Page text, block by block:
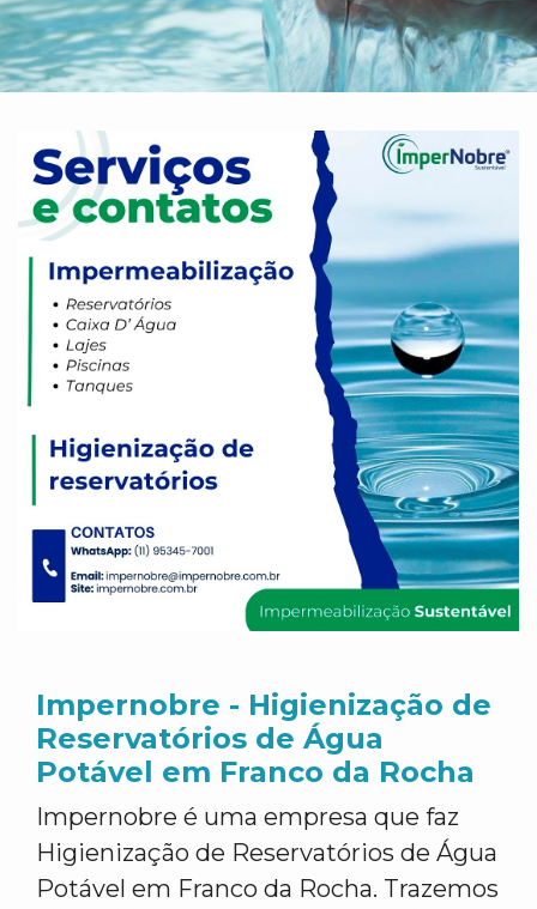
Impernobre - Higienização de
Reservatórios de Água
Potável em Franco da Rocha
Impernobre é uma empresa que faz
Higienização de Reservatórios de Água
Potável em Franco da Rocha. Trazemos